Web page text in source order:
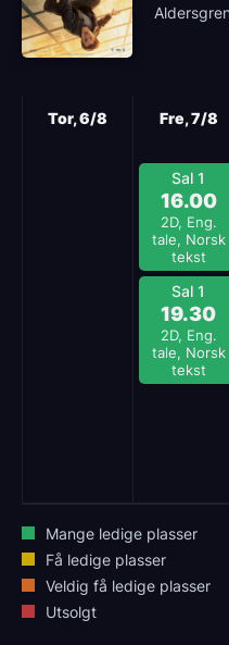
Tor, 6/8 Fre, 7/8
Sal 1
16.00
2D, Eng.
tale, Norsk
tekst
Sal 1
19.30
2D, Eng.
tale, Norsk
tekst
Mange ledige plasser
Få ledige plasser
Veldig få ledige plasser
Utsolgt